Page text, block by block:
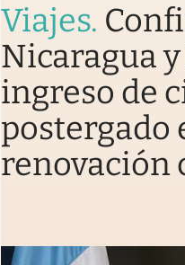
Viajes.
Nicaragua
ingreso de
postergado
renovación